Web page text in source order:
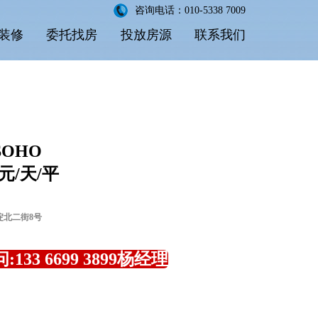
咨询电话：010-5338 7009
修 委托找房 投放房源 联系我们
/天/平
北二街8号
:133 6699 3899杨经理